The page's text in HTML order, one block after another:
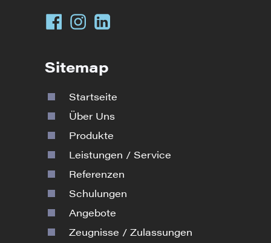
Sitemap
Startseite
Über Uns
Produkte
Leistungen / Service
Referenzen
Schulungen
Angebote
Zeugnisse / Zulassungen